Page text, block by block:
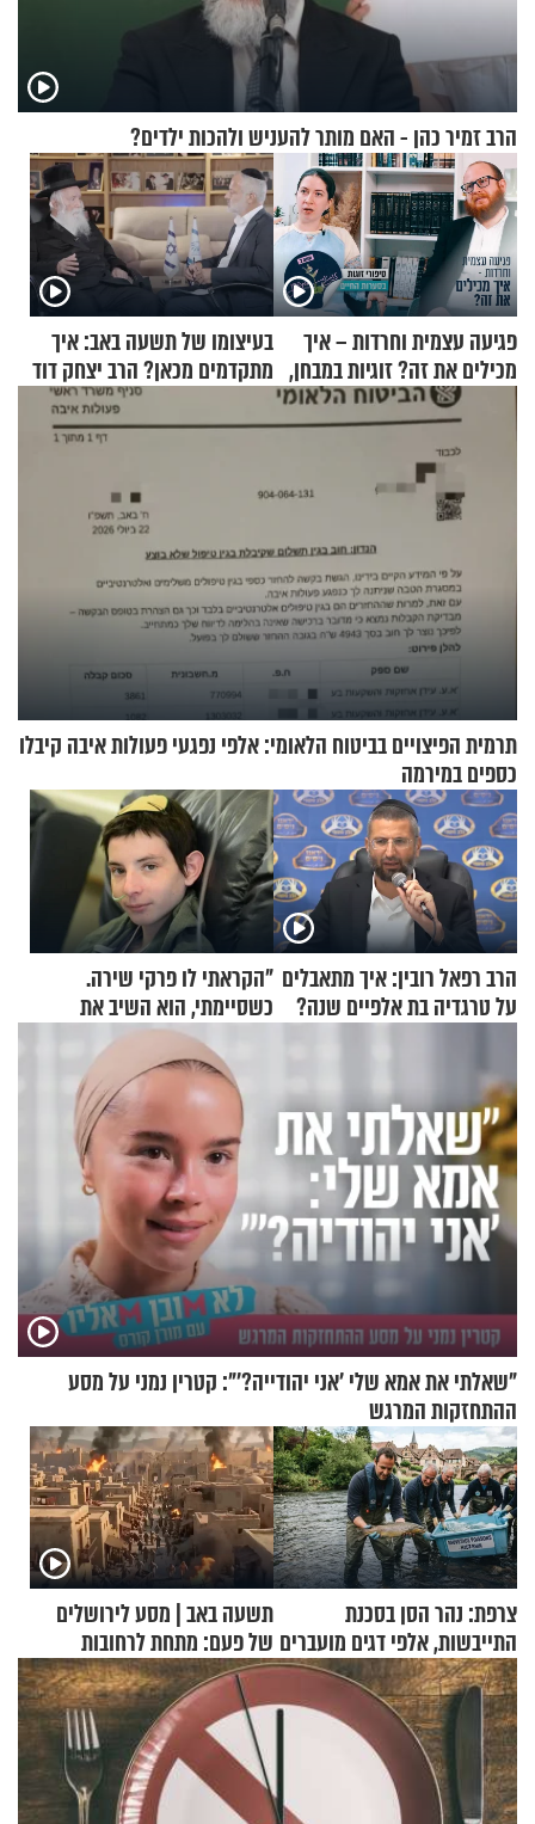
הרב זמיר כהן - האם מותר להעניש ולהכות ילדים?
פגיעה עצמית וחרדות – איך
מכילים את זה? זוגיות במבחן,
הפעם עם יהודית ואלתר כהן
בעיצומו של תשעה באב: איך
מתקדמים מכאן? הרב יצחק דוד
גרוסמן בשיחה מיוחדת
תרמית הפיצויים בביטוח הלאומי: אלפי נפגעי פעולות איבה קיבלו
כספים במירמה
הרב רפאל רובין: איך מתאבלים
על טרגדיה בת אלפיים שנה?
"הקראתי לו פרקי שירה.
כשסיימתי, הוא השיב את
נשמתו לבורא"
"שאלתי את אמא שלי 'אני יהודייה?'": קטרין נמני על מסע
ההתחזקות המרגש
צרפת: נהר הסן בסכנת
התייבשות, אלפי דגים מועברים
במבצעי חילוץ
תשעה באב | מסע לירושלים
של פעם: מתחת לרחובות
ירושלים